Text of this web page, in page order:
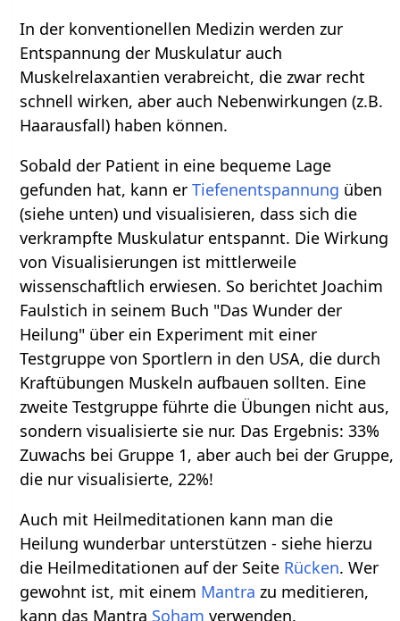
In der konventionellen Medizin werden zur
Entspannung der Muskulatur auch
Muskelrelaxantien verabreicht, die zwar recht
schnell wirken, aber auch Nebenwirkungen (z.B.
Haarausfall) haben können.
Sobald der Patient in eine bequeme Lage
gefunden hat, kann erTiefenentspannung üben
(siehe unten) und visualisieren, dass sich die
verkrampfte Muskulatur entspannt. Die Wirkung
von Visualisierungen ist mittlerweile
wissenschaftlich erwiesen. So berichtet Joachim
Faulstich in seinem Buch "Das Wunder der
Heilung" über ein Experiment mit einer
Testgruppe von Sportlern in den USA, die durch
Kraftübungen Muskeln aufbauen sollten. Eine
zweite Testgruppe führte die Übungen nicht aus,
sondern visualisierte sie nur. Das Ergebnis: 33%
Zuwachs bei Gruppe 1, aber auch bei der Gruppe,
die nur visualisierte, 22%!
Auch mit Heilmeditationen kann man die
Heilung wunderbar unterstützen - siehe hierzu
die Heilmeditationen auf der Seite Rücken. Wer
gewohnt ist, mit einem Mantra zu meditieren,
kann das Mantra Soham verwenden.